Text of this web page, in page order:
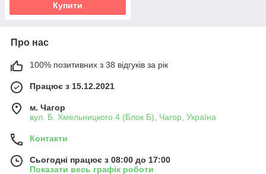
Купити
Про нас
100% позитивних з 38 відгуків за рік
Працює з 15.12.2021
м. Чагор
вул. Б. Хмельницкого 4 (Блок Б), Чагор, Україна
Контакти
Сьогодні працює з 08:00 до 17:00
Показати весь графік роботи